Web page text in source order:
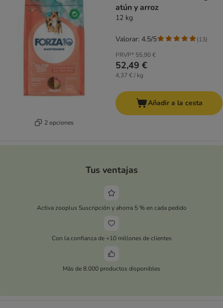
2 opciones
atún y arroz
12 kg
PRVP* 55,90 €
52,49 €
4,37 € / kg
Valorar: 4.5/5 (13)
Añadir a la cesta
Tus ventajas
Activa zooplus Suscripción y ahorra 5 % en cada pedido
Con la confianza de +10 millones de clientes
Más de 8.000 productos disponibles